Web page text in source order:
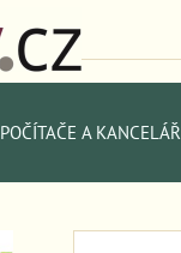
POČÍTAČE A KANCELÁŘ